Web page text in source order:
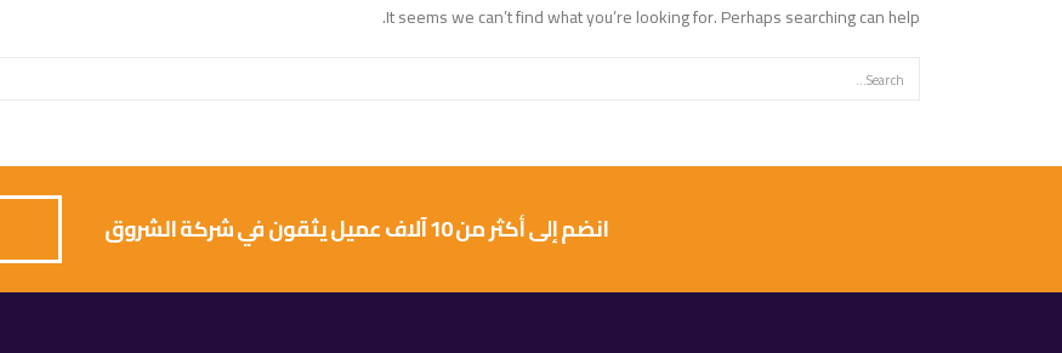
It seems we can’t find what you’re looking for. Perhaps searching can help.
انضم إلى أكثر من 10 آلاف عميل يثقون في شركة الشروق